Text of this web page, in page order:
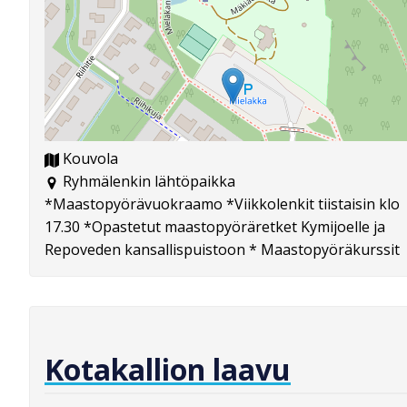
Kouvola
Ryhmälenkin lähtöpaikka
*Maastopyörävuokraamo *Viikkolenkit tiistaisin klo
17.30 *Opastetut maastopyöräretket Kymijoelle ja
Repoveden kansallispuistoon * Maastopyöräkurssit
Kotakallion laavu